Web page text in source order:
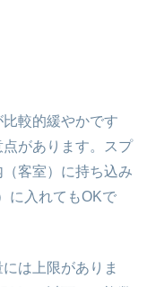
較的緩やかです
があります。スプ
客室）に持ち込み
に入れてもOKで
は上限がありま